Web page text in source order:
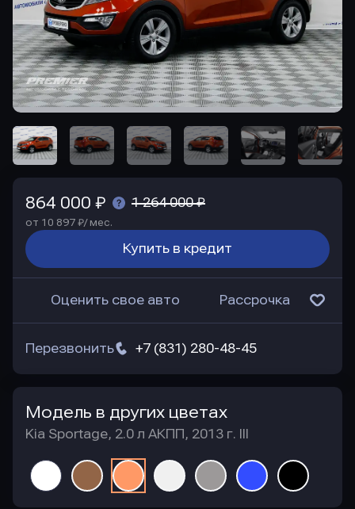
864 000 ₽ 1 264 000 ₽
от 10 897 ₽/ мес.
Купить в кредит
Оценить свое авто Рассрочка
+7 (831) 280-48-45
Перезвонить
Модель в других цветах
Kia Sportage, 2.0 л АКПП, 2013 г. III